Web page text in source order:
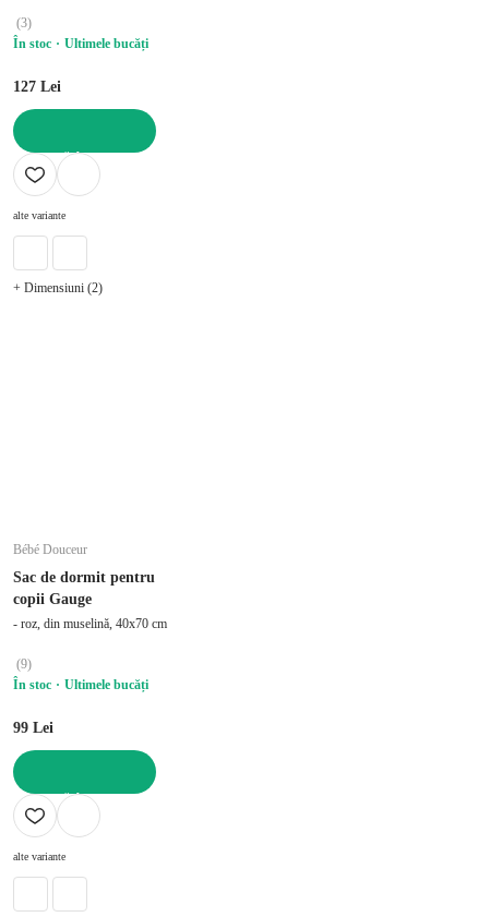
(3)
În stoc
Ultimele bucăți
127 Lei
ADAUGĂ ÎN COȘ
alte variante
+ Dimensiuni (2)
Bébé Douceur
Sac de dormit pentru
copii Gauge
- roz, din muselină, 40x70 cm
(9)
În stoc
Ultimele bucăți
99 Lei
ADAUGĂ ÎN COȘ
alte variante